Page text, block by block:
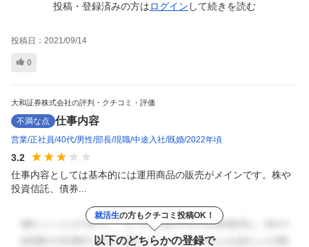
投稿・登録済みの方はログイン して続きを読む
投稿日： 2021/09/14
0
大和証券株式会社の評判・クチコミ・評価
不満な点 仕事内容
営業 正社員 40代 男性 部長 現職 中途入社 既婚 2022年頃
3.2
仕事内容としては基本的には運用商品の販売がメインです。株や
投資信託、債券...
就活生の方もクチコミ投稿OK！
以下のどちらかの登録で